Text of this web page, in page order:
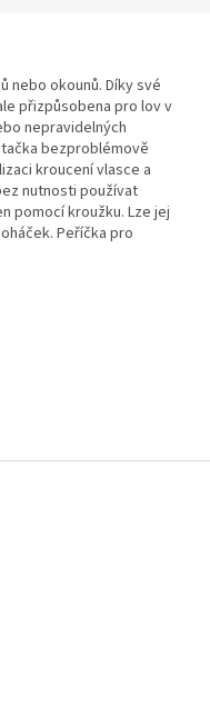
nebo okounů. Díky své
přizpůsobena pro lov v
nepravidelných
bezproblémově
kroucení vlasce a
nutnosti používat
pomocí kroužku. Lze jej
Peříčka pro